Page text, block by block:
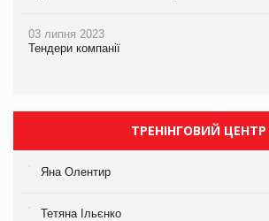
03 липня 2023
Тендери компанії
ТРЕНІНГОВИЙ ЦЕНТР
Яна Олентир
Тетяна Ільєнко